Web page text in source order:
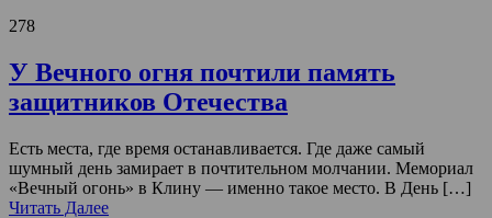
278
У Вечного огня почтили память
защитников Отечества
Есть места, где время останавливается. Где даже самый
шумный день замирает в почтительном молчании. Мемориал
«Вечный огонь» в Клину — именно такое место. В День […]
Читать Далее